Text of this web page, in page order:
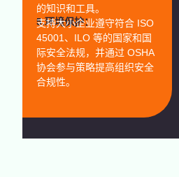
的知识和工具。
5.环境保护：
支持大小企业遵守符合 ISO
45001、ILO 等的国家和国
际安全法规，并通过 OSHA
协会参与策略提高组织安全
合规性。